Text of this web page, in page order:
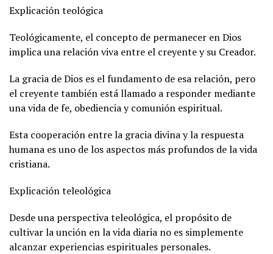
Explicación teológica
Teológicamente, el concepto de permanecer en Dios
implica una relación viva entre el creyente y su Creador.
La gracia de Dios es el fundamento de esa relación, pero
el creyente también está llamado a responder mediante
una vida de fe, obediencia y comunión espiritual.
Esta cooperación entre la gracia divina y la respuesta
humana es uno de los aspectos más profundos de la vida
cristiana.
Explicación teleológica
Desde una perspectiva teleológica, el propósito de
cultivar la unción en la vida diaria no es simplemente
alcanzar experiencias espirituales personales.